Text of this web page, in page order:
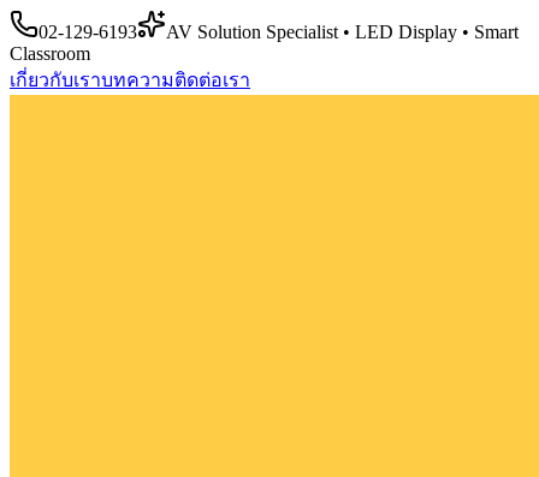
02-129-6193
AV Solution Specialist • LED Display • Smart
Classroom
เกี่ยวกับเราบทความติดต่อเรา